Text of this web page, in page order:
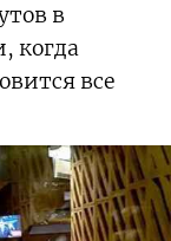
в
когда
все